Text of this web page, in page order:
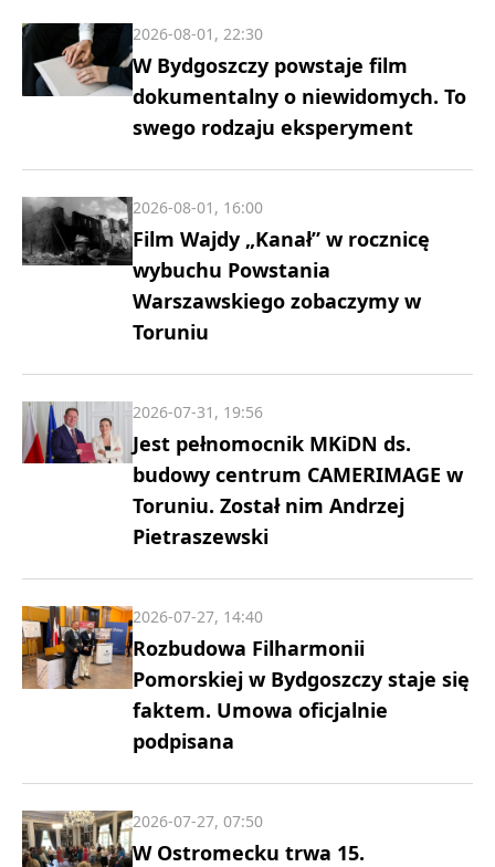
W Bydgoszczy powstaje film
dokumentalny o niewidomych. To
swego rodzaju eksperyment
2026-08-01, 22:30
Film Wajdy „Kanał” w rocznicę
wybuchu Powstania
Warszawskiego zobaczymy w
Toruniu
2026-08-01, 16:00
Jest pełnomocnik MKiDN ds.
budowy centrum CAMERIMAGE w
Toruniu. Został nim Andrzej
Pietraszewski
2026-07-31, 19:56
Rozbudowa Filharmonii
Pomorskiej w Bydgoszczy staje się
faktem. Umowa oficjalnie
podpisana
2026-07-27, 14:40
W Ostromecku trwa 15.
2026-07-27, 07:50